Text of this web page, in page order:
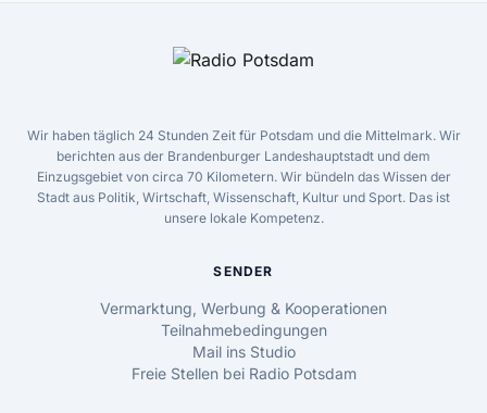
Wir haben täglich 24 Stunden Zeit für Potsdam und die Mittelmark. Wir
berichten aus der Brandenburger Landeshauptstadt und dem
Einzugsgebiet von circa 70 Kilometern. Wir bündeln das Wissen der
Stadt aus Politik, Wirtschaft, Wissenschaft, Kultur und Sport. Das ist
unsere lokale Kompetenz.
SENDER
Vermarktung, Werbung & Kooperationen
Teilnahmebedingungen
Mail ins Studio
Freie Stellen bei Radio Potsdam